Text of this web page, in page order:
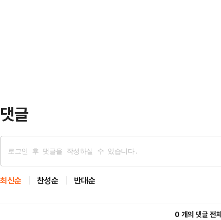
댓글
최신순 찬성순 반대순
0 개의 댓글 전